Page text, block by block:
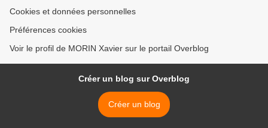
Cookies et données personnelles
Préférences cookies
Voir le profil de MORIN Xavier sur le portail Overblog
Créer un blog sur Overblog
Créer un blog